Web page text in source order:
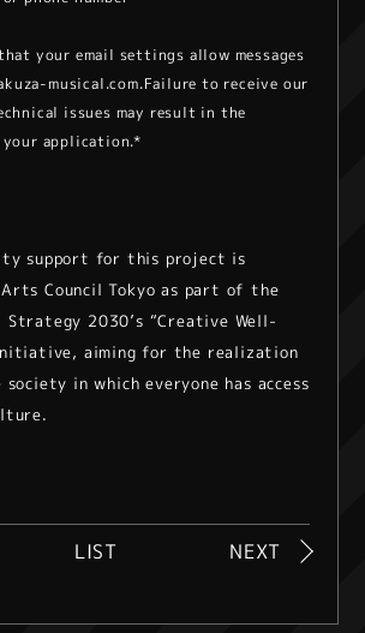
your email settings allow messages
musical.com.Failure to receive our
issues may result in the
application.*
support for this project is
Council Tokyo as part of the
Strategy 2030’s “Creative Well-
aiming for the realization
in which everyone has access
LIST NEXT